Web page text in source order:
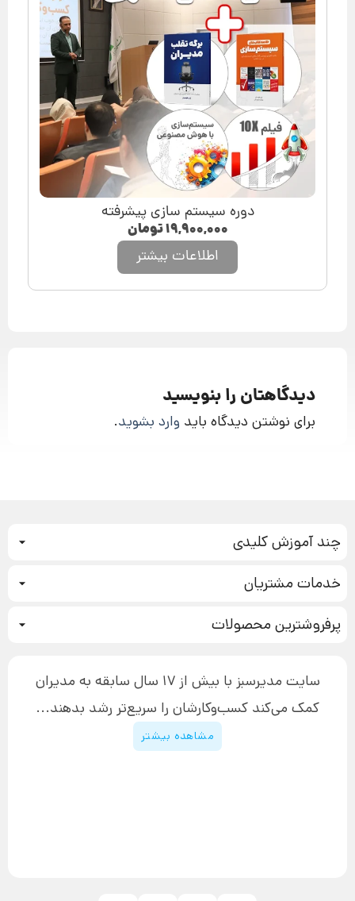
دوره سیستم سازی پیشرفته
۱۹,۹۰۰,۰۰۰تومان
اطلاعات بیشتر
دیدگاهتان را بنویسید
برای نوشتن دیدگاه باید وارد بشوید.
چند آموزش کلیدی
بازاریابی عصبی
تبلیغ نویسی
افزایش عملکرد
چگونه کتاب بنویسیم
دوره اینستاگرام
خدمات مشتریان
آموزش دسترسی به دانلود فایل‌ها
پیگیری سفارش
پشتیبانی
قوانین و مقررات سایت
پرفروشترین محصولاتدوره جدید سیستم سازی
سایت مدیرسبز با بیش از 17 سال سابقه به مدیران
کمک می‌کند کسب‌و‌کارشان را سریع‌تر رشد بدهند...
مشاهده بیشتر